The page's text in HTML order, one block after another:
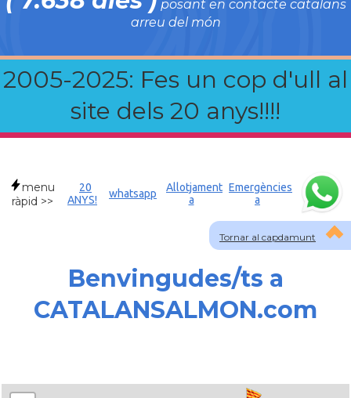
posant en contacte catalans
arreu del món
2005-2025: Fes un cop d'ull al
site dels 20 anys!!!!
Tornar al capdamunt
menu
ràpid >>
20
ANYS!
whatsapp
Allotjament
a
Emergències
a
Benvingudes/ts a
CATALANSALMON.com